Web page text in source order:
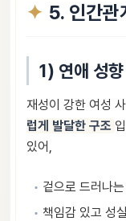
5. 인간관
1) 연애 성향
재성이 강한 여성
럽게 발달한 구조
있어,
겉으로 드러나
책임감 있고 성